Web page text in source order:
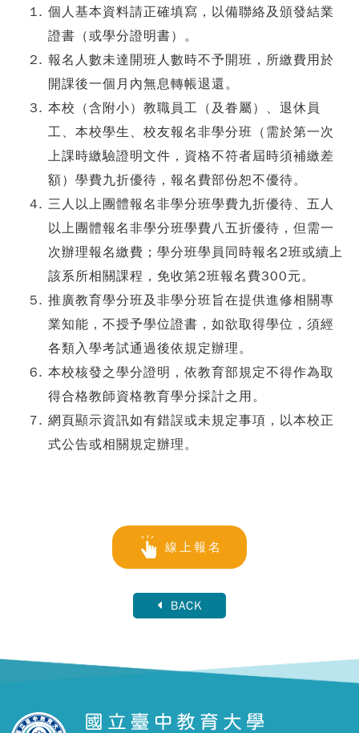
個人基本資料請正確填寫，以備聯絡及頒發結業
證書（或學分證明書）。
報名人數未達開班人數時不予開班，所繳費用於
開課後一個月內無息轉帳退還。
本校（含附小）教職員工（及眷屬）、退休員
工、本校學生、校友報名非學分班（需於第一次
上課時繳驗證明文件，資格不符者屆時須補繳差
額）學費九折優待，報名費部份恕不優待。
三人以上團體報名非學分班學費九折優待、五人
以上團體報名非學分班學費八五折優待，但需一
次辦理報名繳費；學分班學員同時報名2班或續上
該系所相關課程，免收第2班報名費300元。
推廣教育學分班及非學分班旨在提供進修相關專
業知能，不授予學位證書，如欲取得學位，須經
各類入學考試通過後依規定辦理。
本校核發之學分證明，依教育部規定不得作為取
得合格教師資格教育學分採計之用。
網頁顯示資訊如有錯誤或未規定事項，以本校正
式公告或相關規定辦理。
線上報名
BACK